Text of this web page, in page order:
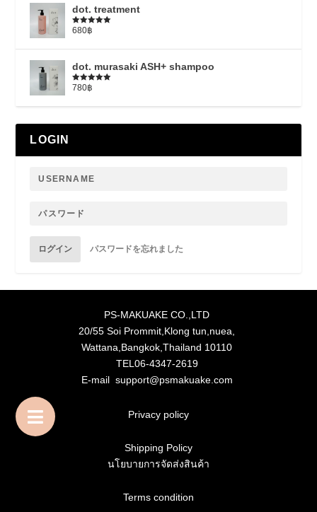
dot. treatment
5段階中
680฿
dot. murasaki ASH+ shampoo
5段階中
780฿
LOGIN
ログイン パスワードを忘れました
PS-MAKUAKE CO.,LTD
20/55 Soi Prommit,Klong tun,nuea,
Wattana,Bangkok,Thailand 10110
TEL06-4347-2619
E-mail support@psmakuake.com
Privacy policy
Shipping Policy
นโยบายการจัดส่งสินค้า
Terms condition